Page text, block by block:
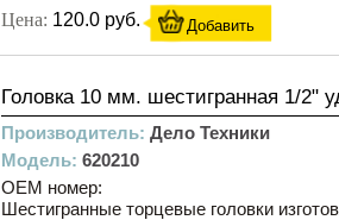
Цена: 120.0 руб. Добавить
Головка 10 мм. шестигранная 1/2"
Производитель: Дело Техники
Модель: 620210
OEM номер:
Шестигранные торцевые головки